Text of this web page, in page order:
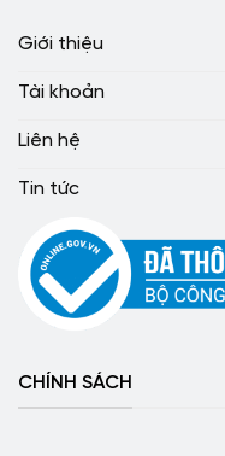
Giới thiệu
Tài khoản
Liên hệ
Tin tức
CHÍNH SÁCH